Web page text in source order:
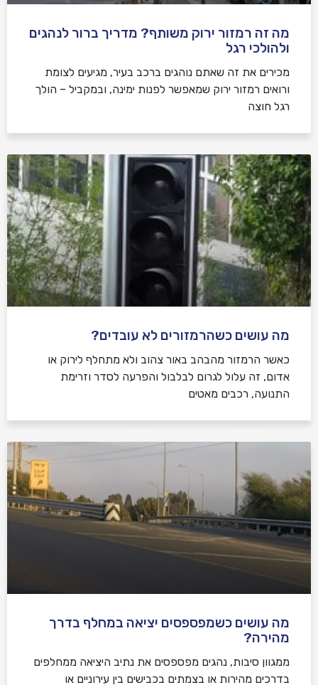
מה זה רמזור ירוק משותף? מדריך ברור לנהגים
ולהולכי רגל
מכירים את זה שאתם נוהגים ברכב בעיר, מגיעים לצומת
ורואים רמזור ירוק שמאפשר לפנות ימינה, ובמקביל – הולך
רגל חוצה
מה עושים כשהרמזורים לא עובדים?
כאשר הרמזור מהבהב באור צהוב ולא מתחלף לירוק או
אדום, זה עלול לגרום לבלבול והפרעה לסדר וזרימת
התנועה, רכבים מאטים
מה עושים כשמפספסים יציאה במחלף בדרך
מהירה?
ממגוון סיבות, נהגים מפספסים את נתיב היציאה ממחלפים
בדרכים מהירות או בצמתים בכבישים בין עירוניים או